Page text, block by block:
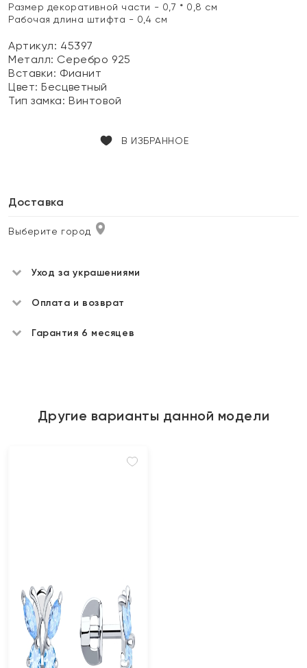
Размер декоративной части - 0,7 * 0,8 см
Рабочая длина штифта - 0,4 см
Артикул: 45397
Металл: Серебро 925
Вставки: Фианит
Цвет:Бесцветный
Тип замка:Винтовой
В ИЗБРАННОЕ
Доставка
Выберите город
Уход за украшениями
Оплата и возврат
Гарантия 6 месяцев
Другие варианты данной модели